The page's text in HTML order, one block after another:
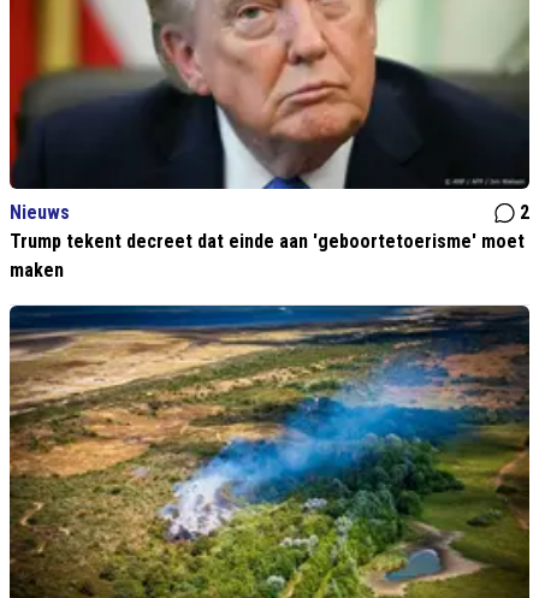
Nieuws
2
Trump tekent decreet dat einde aan 'geboortetoerisme' moet
maken